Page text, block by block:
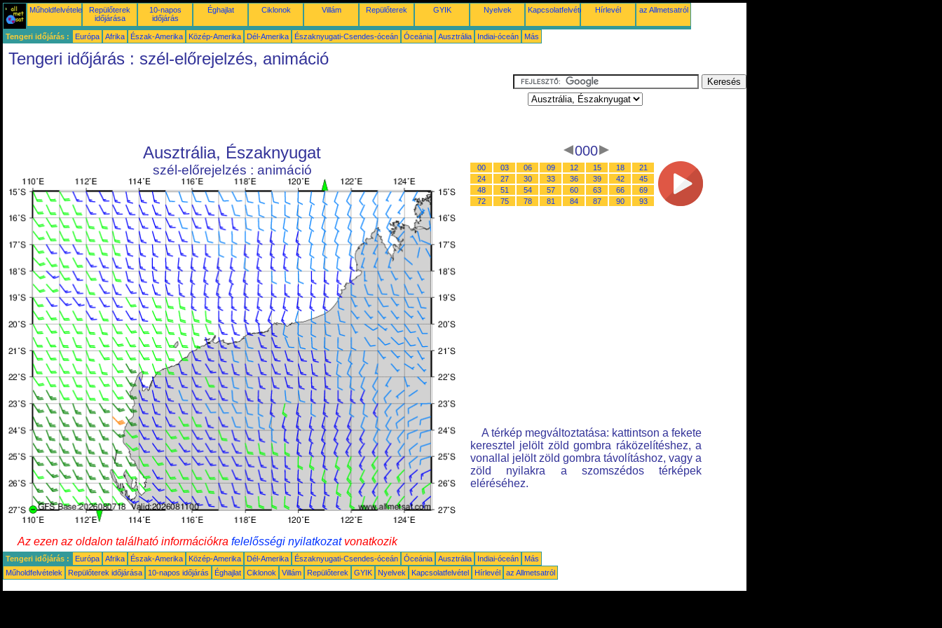
Műholdfelvételek
Repülőterek
időjárása
10-napos
időjárás
Éghajlat Ciklonok Villám Repülőterek GYIK Nyelvek Kapcsolatfelvétel Hírlevél az Allmetsatról
Tengeri időjárás : Európa Afrika Észak-Amerika Közép-Amerika Dél-Amerika Északnyugati-Csendes-óceán Óceánia Ausztrália Indiai-óceán Más
Tengeri időjárás : szél-előrejelzés, animáció
Ausztrália, Északnyugat
szél-előrejelzés : animáció
000
00 03 06 09 12 15 18
21
24
27 30 33 36 39 42
45
48
51 54 57 60 63 66
69
72
75 78 81 84 87 90 93
A térkép megváltoztatása: kattintson a fekete
keresztel jelölt zöld gombra ráközelítéshez, a
vonallal jelölt zöld gombra távolításhoz, vagy a
zöld nyilakra a szomszédos térképek
eléréséhez.
Az ezen az oldalon található információkra felelősségi nyilatkozatvonatkozik
Tengeri időjárás : Európa Afrika Észak-Amerika Közép-Amerika Dél-Amerika Északnyugati-Csendes-óceán Óceánia Ausztrália Indiai-óceán
Más
Műholdfelvételek
Repülőterek időjárása 10-napos időjárás Éghajlat Ciklonok Villám Repülőterek GYIK Nyelvek Kapcsolatfelvétel Hírlevél az Allmetsatról